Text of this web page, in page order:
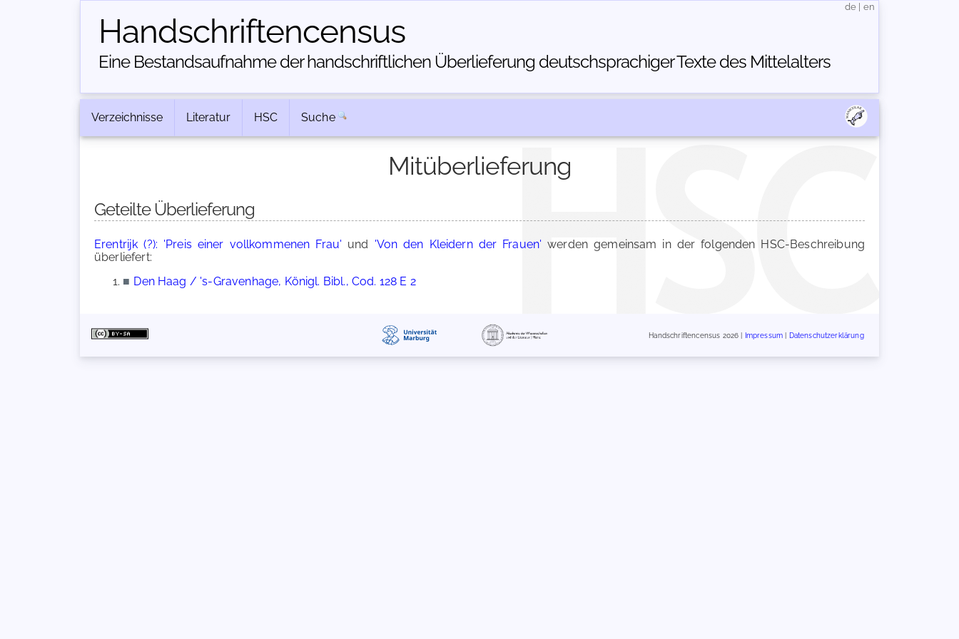
Handschriften­census
Eine Bestandsaufnahme der handschriftlichen Über­lieferung deutschsprachiger Texte des Mittelalters
de en
Verzeichnisse Literatur HSC Suche
Mitüberlieferung
Geteilte Überlieferung
Erentrijk (?): 'Preis einer vollkommenen Frau' und 'Von den Kleidern der Frauen' werden gemeinsam in der folgenden HSC-Beschreibung
überliefert:
■ Den Haag / 's-Gravenhage, Königl. Bibl., Cod. 128 E 2
Handschriftencensus 2026 | Impressum Datenschutzerklärung